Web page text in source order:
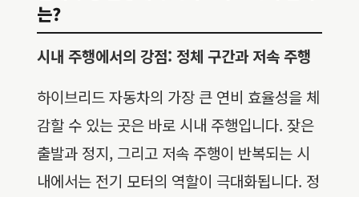
는?
시내 주행에서의 강점: 정체 구간과 저속 주행
하이브리드 자동차의 가장 큰 연비 효율성을 체
감할 수 있는 곳은 바로 시내 주행입니다. 잦은
출발과 정지, 그리고 저속 주행이 반복되는 시
내에서는 전기 모터의 역할이 극대화됩니다. 정